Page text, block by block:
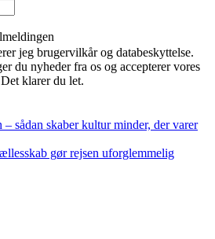
jeg brugervilkår og databeskyttelse.
du nyheder fra os og accepterer vores
klarer du let.
sådan skaber kultur minder, der varer
gør rejsen uforglemmelig